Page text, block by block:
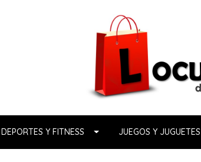
DEPORTES Y FITNESS JUEGOS Y JUGUETES